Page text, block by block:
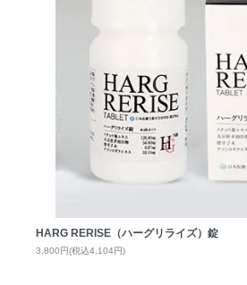
HARG RERISE（ハーグリライズ）錠
3,800円(税込4,104円)